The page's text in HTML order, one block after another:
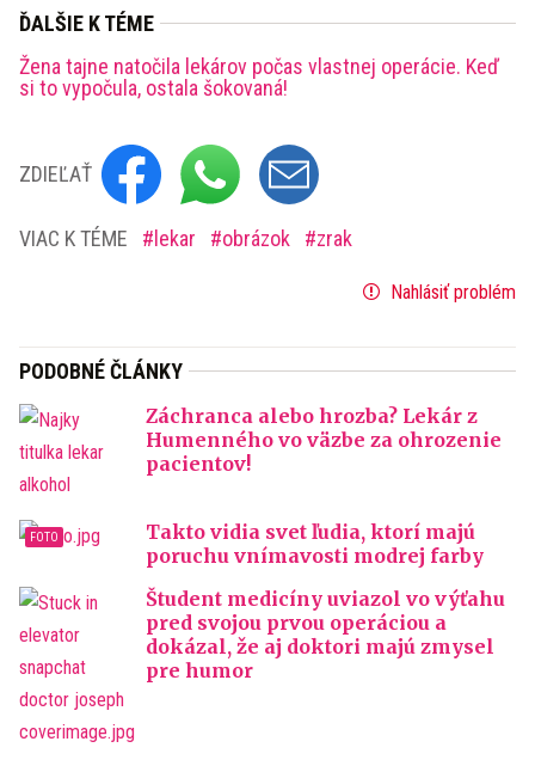
ĎALŠIE K TÉME
Žena tajne natočila lekárov počas vlastnej operácie. Keď
si to vypočula, ostala šokovaná!
ZDIEĽAŤ
VIAC K TÉME lekar obrázok zrak
Nahlásiť problém
PODOBNÉ ČLÁNKY
Záchranca alebo hrozba? Lekár z
Humenného vo väzbe za ohrozenie
pacientov!
Takto vidia svet ľudia, ktorí majú
poruchu vnímavosti modrej farby
Študent medicíny uviazol vo výťahu
pred svojou prvou operáciou a
dokázal, že aj doktori majú zmysel
pre humor